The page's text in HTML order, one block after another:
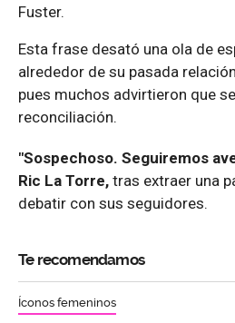
Fuster.
Esta frase desató una ola de
alrededor de su pasada
pues muchos advirtieron que
reconciliación.
"Sospechoso. Seguiremos
Ric La Torre, tras extraer una
debatir con sus seguidores.
Te recomendamos
Íconos femeninos